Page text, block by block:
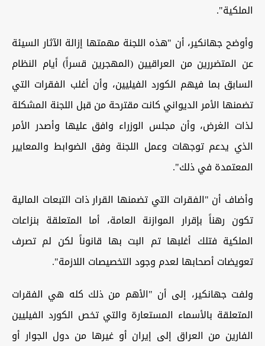
الملكية".
وأوضح جهانكير، أن "هذه اللجنة مهمتها إزالة الآثار السيئة
عن المتضررين من العراقيين (المهجرين قسراً) أيام النظام
السابق بما فيهم الكورد الفيليين، وأن أغلب الفقرات التي
تضمنها الأمر الديواني كانت مقترحة من قبل اللجنة المشكلة
لذات الغرض، وأن مجلس الوزراء وافق عليها وأصدر الأمر
الذي يدعم توجهات وعمل اللجنة وفق الضوابط والمعايير
المعتمدة في ذلك".
وأضاف أن "الفقرات التي تضمنها القرار ذات التبعات المالية
تكون رهناً بإقرار الموازنة العامة، أما المتعلقة بنزاعات
الملكية فتلك أغلبها تم البت بها قانوناً لكن لم تصرف
تعويضات أصحابها لعدم وجود التخصيصات اللازمة".
ولفت جهانكير، إلى أن "الأهم من ذلك كله هي الفقرات
المتعلقة بالأسماء المستعارة والتي تخص الكورد الفيليين
الفارين من العراق إلى إيران أو غيرها من دول الجوار أو